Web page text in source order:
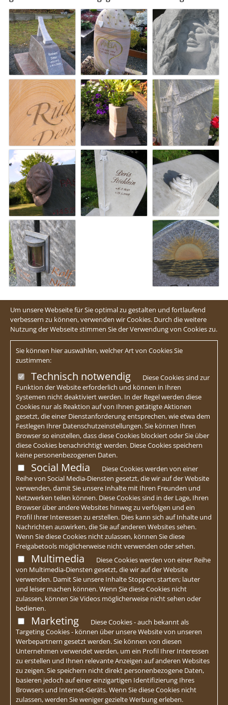
Um unsere Webseite für Sie optimal zu gestalten und fortlaufend
verbessern zu können, verwenden wir Cookies. Durch die weitere
Nutzung der Webseite stimmen Sie der Verwendung von Cookies zu.
Sie können hier auswählen, welcher Art von Cookies Sie
zustimmen:
Technisch notwendig
Diese Cookies sind zur
Funktion der Website erforderlich und können in Ihren
Systemen nicht deaktiviert werden. In der Regel werden diese
Cookies nur als Reaktion auf von Ihnen getätigte Aktionen
gesetzt, die einer Dienstanforderung entsprechen, wie etwa dem
Festlegen Ihrer Datenschutzeinstellungen. Sie können Ihren
Browser so einstellen, dass diese Cookies blockiert oder Sie über
diese Cookies benachrichtigt werden. Diese Cookies speichern
keine personenbezogenen Daten.
Social Media
Diese Cookies werden von einer
Reihe von Social Media-Diensten gesetzt, die wir auf der Website
verwenden, damit Sie unsere Inhalte mit Ihren Freunden und
Netzwerken teilen können. Diese Cookies sind in der Lage, Ihren
Browser über andere Websites hinweg zu verfolgen und ein
Profil Ihrer Interessen zu erstellen. Dies kann sich auf Inhalte und
Nachrichten auswirken, die Sie auf anderen Websites sehen.
Wenn Sie diese Cookies nicht zulassen, können Sie diese
Freigabetools möglicherweise nicht verwenden oder sehen.
Multimedia
Diese Cookies werden von einer Reihe
von Multimedia-Diensten gesetzt, die wir auf der Website
verwenden. Damit Sie unsere Inhalte Stoppen; starten; lauter
und leiser machen können. Wenn Sie diese Cookies nicht
zulassen, können Sie Videos möglicherweise nicht sehen oder
bedienen.
Marketing
Diese Cookies - auch bekannt als
Targeting Cookies - können über unsere Website von unseren
Werbepartnern gesetzt werden. Sie können von diesen
Unternehmen verwendet werden, um ein Profil Ihrer Interessen
zu erstellen und Ihnen relevante Anzeigen auf anderen Websites
zu zeigen. Sie speichern nicht direkt personenbezogene Daten,
basieren jedoch auf einer einzigartigen Identifizierung Ihres
Browsers und Internet-Geräts. Wenn Sie diese Cookies nicht
zulassen, werden Sie weniger gezielte Werbung erleben.